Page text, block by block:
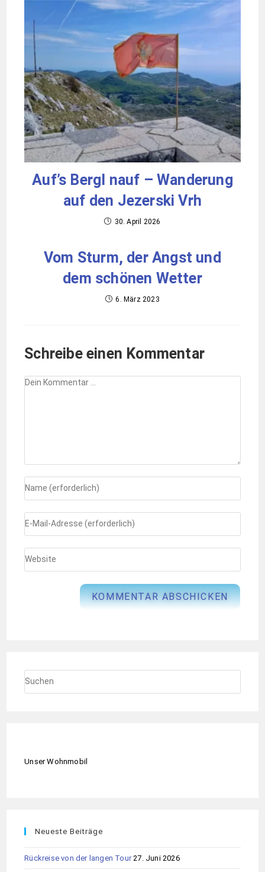
Auf’s Bergl nauf – Wanderung
auf den Jezerski Vrh
30. April 2026
Vom Sturm, der Angst und
dem schönen Wetter
6. März 2023
Schreibe einen Kommentar
Unser Wohnmobil
Neueste Beiträge
Rückreise von der langen Tour 27. Juni 2026